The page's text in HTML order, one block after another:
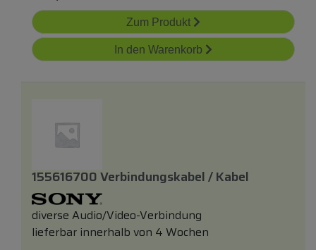
Zum Produkt
In den Warenkorb
155616700 Verbindungskabel / Kabel
diverse Audio/Video-Verbindung
lieferbar innerhalb von 4 Wochen